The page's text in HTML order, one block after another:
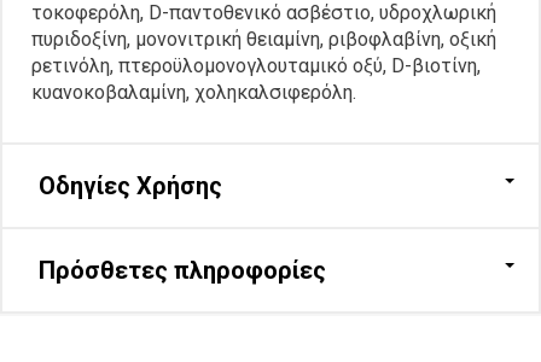
τοκοφερόλη, D-παντοθενικό ασβέστιο, υδροχλωρική
πυριδοξίνη, μονονιτρική θειαμίνη, ριβοφλαβίνη, οξική
ρετινόλη, πτεροϋλομονογλουταμικό οξύ, D-βιοτίνη,
κυανοκοβαλαμίνη, χοληκαλσιφερόλη.
Οδηγίες Χρήσης
Πρόσθετες πληροφορίες